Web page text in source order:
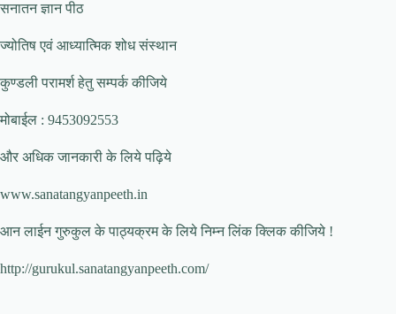
सनातन ज्ञान पीठ
ज्योतिष एवं आध्यात्मिक शोध संस्थान
कुण्डली परामर्श हेतु सम्पर्क कीजिये
मोबाईल : 9453092553
और अधिक जानकारी के लिये पढ़िये
www.sanatangyanpeeth.in
आन लाईन गुरुकुल के पाठ्यक्रम के लिये निम्न लिंक क्लिक कीजिये !
http://gurukul.sanatangyanpeeth.com/